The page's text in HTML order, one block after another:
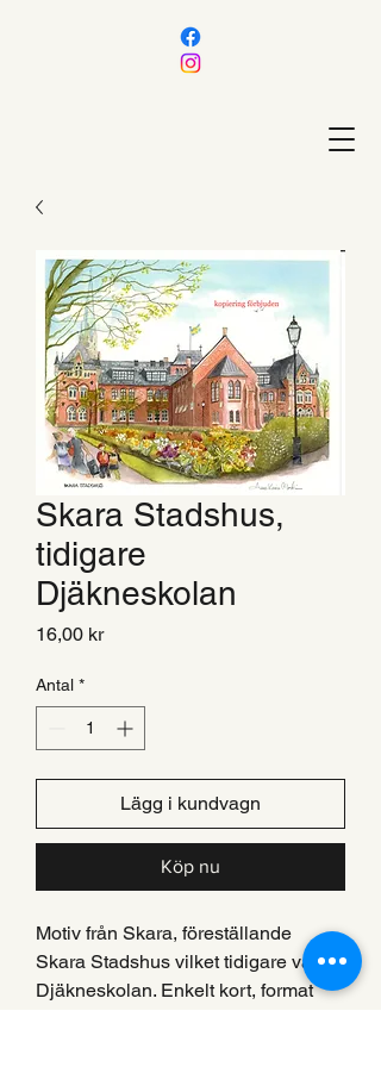
Skara Stadshus,
tidigare
Djäkneskolan
16,00 krPris
Antal *
Lägg i kundvagn
Köp nu
Motiv från Skara, föreställande
Skara Stadshus vilket tidigare var
Djäkneskolan. Enkelt kort, format